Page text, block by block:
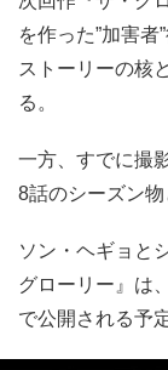
を作った”加害者
ストーリーの核
る。
一方、すでに撮
8話のシーズン物
ソン・ヘギョと
グローリー』は
で公開される予